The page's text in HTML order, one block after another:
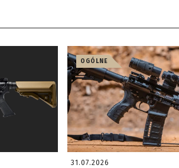
OGÓLNE
31.07.2026